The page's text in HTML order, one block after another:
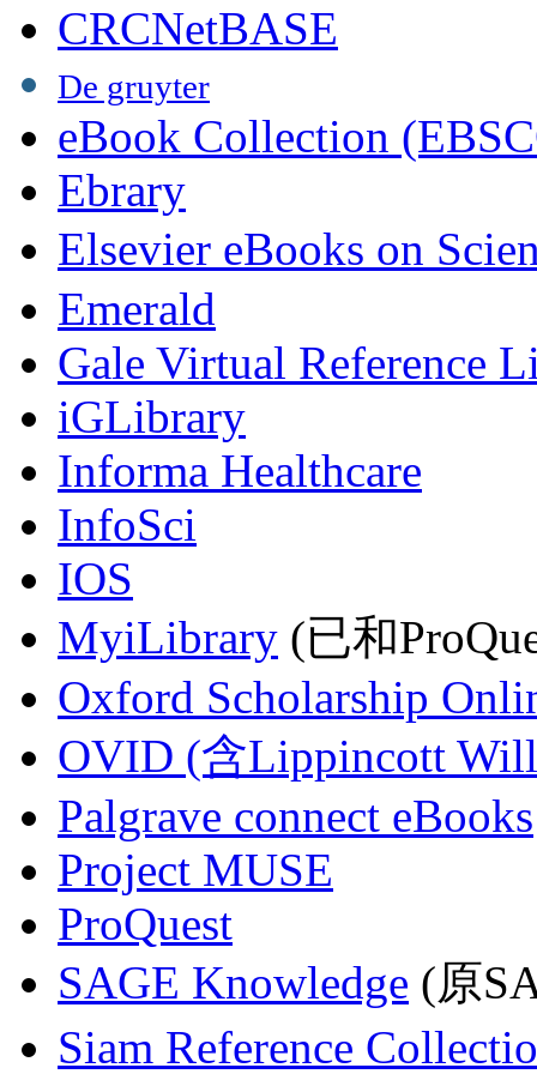
CRCNetBASE
De gruyter
eBook Collection
Ebrary
Elsevier eBooks on
Emerald
Gale Virtual Reference
iGLibrary
Informa Healthcare
InfoSci
IOS
MyiLibrary (已和
Oxford Scholarship
OVID (含Lippincott
Palgrave connect eBooks
Project MUSE
ProQuest
SAGE Knowledge (原
Siam Reference